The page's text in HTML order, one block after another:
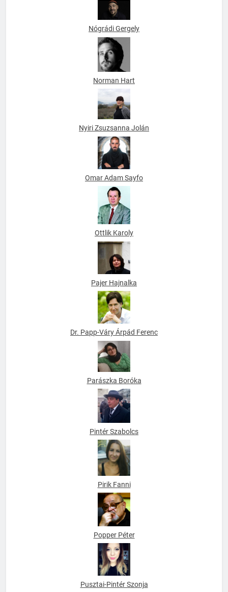
Nógrádi Gergely
Norman Hart
Nyiri Zsuzsanna Jolán
Omar Adam Sayfo
Ottlik Karoly
Pajer Hajnalka
Dr. Papp-Váry Árpád Ferenc
Parászka Boróka
Pintér Szabolcs
Pirik Fanni
Popper Péter
Pusztai-Pintér Szonja